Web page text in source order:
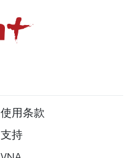
使用条款
支持